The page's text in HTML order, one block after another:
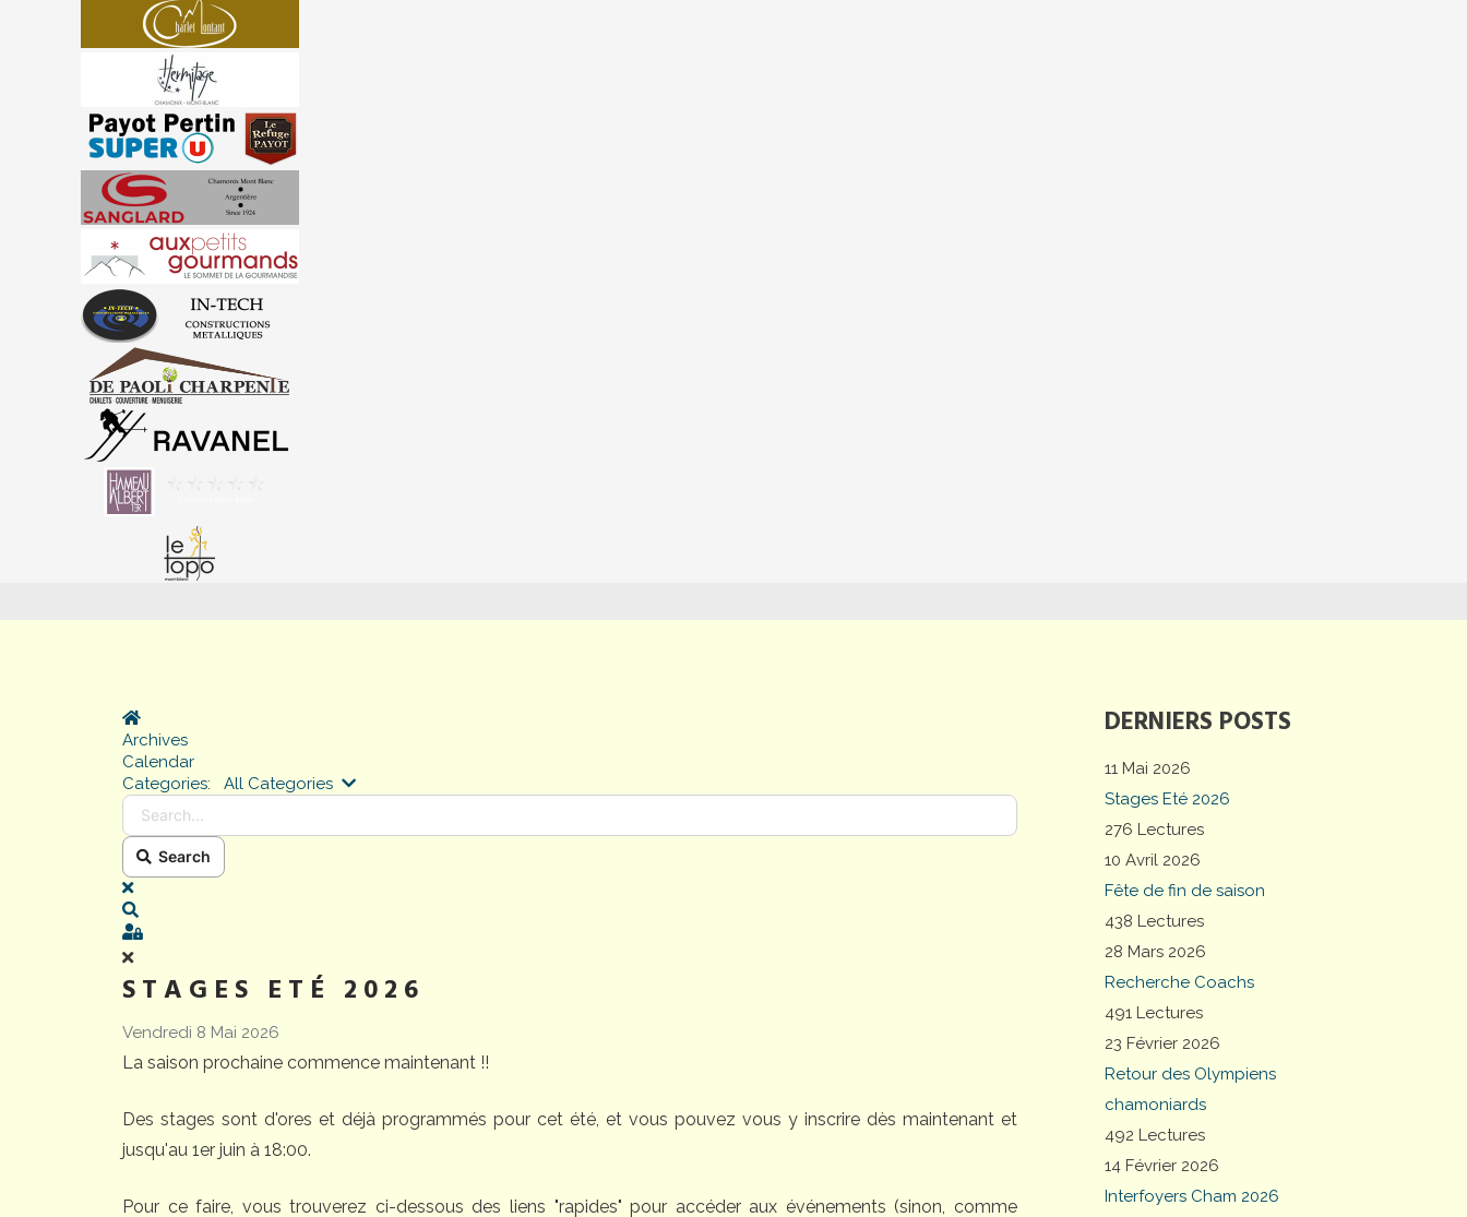
DERNIERS POSTS
11 Mai 2026
Stages Eté 2026
276 Lectures
10 Avril 2026
Fête de fin de saison
438 Lectures
28 Mars 2026
Recherche Coachs
491 Lectures
23 Février 2026
Retour des Olympiens
chamoniards
492 Lectures
14 Février 2026
Interfoyers Cham 2026
Home
Archives
Calendar
Categories:
All Categories Search...
Search
x
Sign In
STAGES ETÉ 2026
Vendredi 8 Mai 2026
La saison prochaine commence maintenant !!
Des stages sont d'ores et déjà programmés pour cet été, et vous pouvez vous y inscrire dès maintenant et
jusqu'au 1er juin à 18:00.
Pour ce faire, vous trouverez ci-dessous des liens "rapides" pour accéder aux événements (sinon, comme